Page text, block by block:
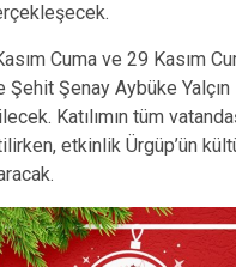
Cuma ve 29 Kasım
Şehit Şenay Aybüke
Katılımın tüm
etkinlik Ürgüp’ün